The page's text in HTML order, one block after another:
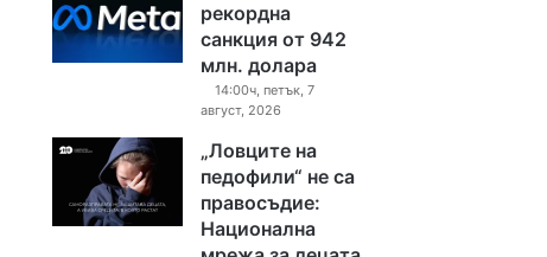
рекордна
санкция от 942
млн. долара
14:00ч, петък, 7
август, 2026
„Ловците на
педофили“ не са
правосъдие:
Национална